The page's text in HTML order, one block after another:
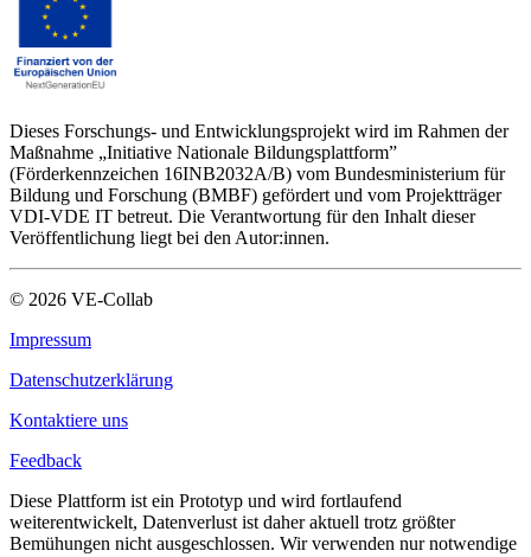
Dieses Forschungs- und Entwicklungsprojekt wird im Rahmen der
Maßnahme „Initiative Nationale Bildungsplattform”
(Förderkennzeichen 16INB2032A/B) vom Bundesministerium für
Bildung und Forschung (BMBF) gefördert und vom Projektträger
VDI-VDE IT betreut. Die Verantwortung für den Inhalt dieser
Veröffentlichung liegt bei den Autor:innen.
© 2026 VE-Collab
Impressum
Datenschutzerklärung
Kontaktiere uns
Feedback
Diese Plattform ist ein Prototyp und wird fortlaufend
weiterentwickelt, Datenverlust ist daher aktuell trotz größter
Bemühungen nicht ausgeschlossen. Wir verwenden nur notwendige